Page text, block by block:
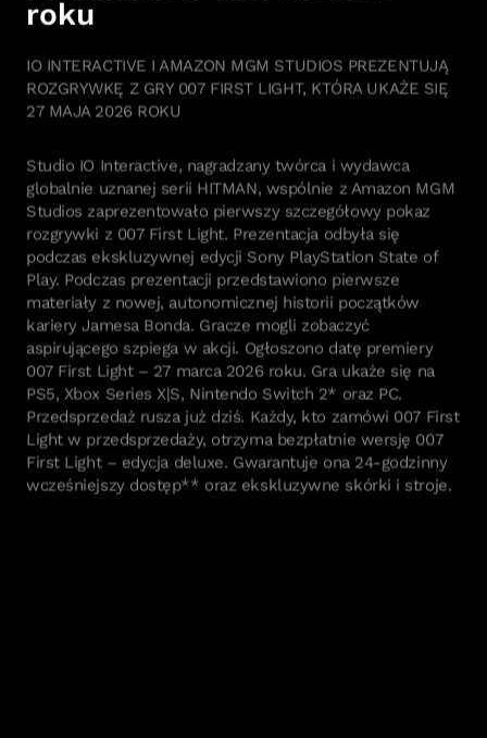
IO INTERACTIVE I AMAZON MGM STUDIOS PREZENTUJĄ
ROZGRYWKĘ Z GRY 007 FIRST LIGHT, KTÓRA UKAŻE SIĘ
27 MAJA 2026 ROKU
Studio IO Interactive, nagradzany twórca i wydawca
globalnie uznanej serii HITMAN, wspólnie z Amazon MGM
Studios zaprezentowało pierwszy szczegółowy pokaz
rozgrywki z 007 First Light. Prezentacja odbyła się
podczas ekskluzywnej edycji Sony PlayStation State of
Play. Podczas prezentacji przedstawiono pierwsze
materiały z nowej, autonomicznej historii początków
kariery Jamesa Bonda. Gracze mogli zobaczyć
aspirującego szpiega w akcji. Ogłoszono datę premiery
007 First Light – 27 marca 2026 roku. Gra ukaże się na
PS5, Xbox Series X|S, Nintendo Switch 2* oraz PC.
Przedsprzedaż rusza już dziś. Każdy, kto zamówi 007 First
Light w przedsprzedaży, otrzyma bezpłatnie wersję 007
First Light – edycja deluxe. Gwarantuje ona 24-godzinny
wcześniejszy dostęp** oraz ekskluzywne skórki i stroje.